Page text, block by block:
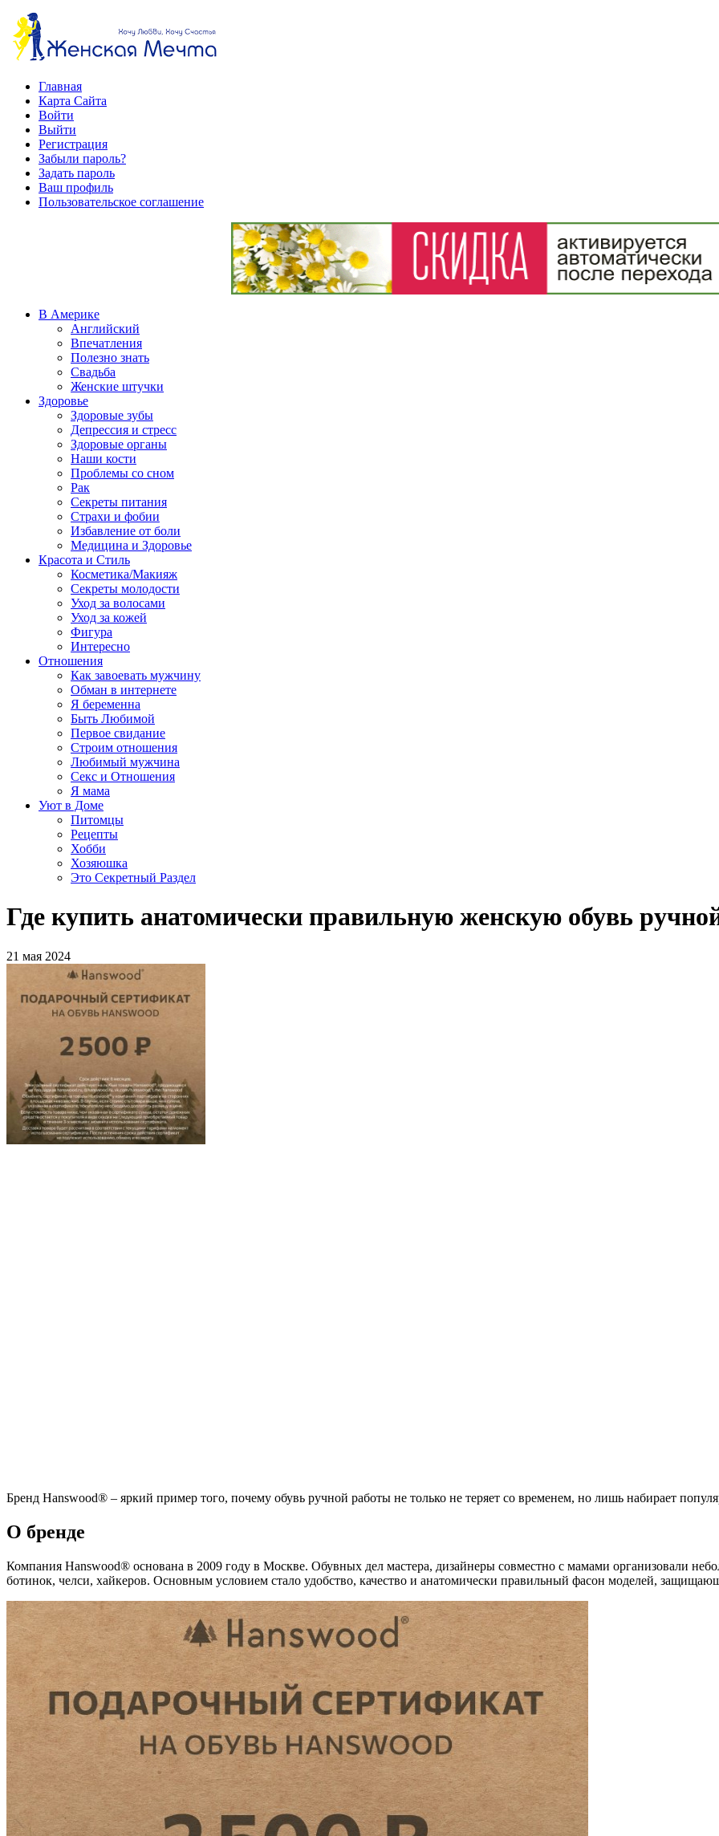
Главная
Карта Сайта
Войти
Выйти
Регистрация
Забыли пароль?
Задать пароль
Ваш профиль
Пользовательское соглашение
В Америке
Английский
Впечатления
Полезно знать
Свадьба
Женские штучки
Здоровье
Здоровые зубы
Депрессия и стресс
Здоровые органы
Наши кости
Проблемы со сном
Рак
Секреты питания
Страхи и фобии
Избавление от боли
Медицина и Здоровье
Красота и Стиль
Косметика/Макияж
Секреты молодости
Уход за волосами
Уход за кожей
Фигура
Интересно
Отношения
Как завоевать мужчину
Обман в интернете
Я беременна
Быть Любимой
Первое свидание
Строим отношения
Любимый мужчина
Секс и Отношения
Я мама
Уют в Доме
Питомцы
Рецепты
Хобби
Хозяюшка
Это Секретный Раздел
Где купить анатомически правильную женскую обувь
21 мая 2024
Бренд Hanswood® – яркий пример того, почему обувь ручной работы не только не теряет со временем, но лишь набирает
О бренде
Компания Hanswood® основана в 2009 году в Москве. Обувных дел мастера, дизайнеры совместно с мамами организовали
ботинок, челси, хайкеров. Основным условием стало удобство, качество и анатомически правильный фасон моделей,